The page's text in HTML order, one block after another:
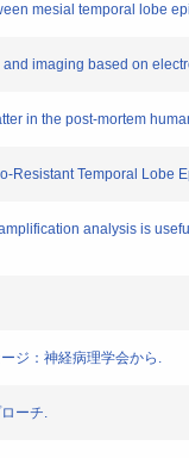
mesial temporal lobe
imaging based on
in the post-mortem
Resistant Temporal Lobe
analysis is
ジ：神経病理学会から.
ーチ.